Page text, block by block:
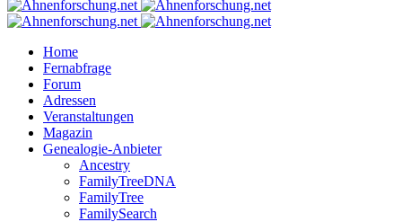
Home
Fernabfrage
Forum
Adressen
Veranstaltungen
Magazin
Genealogie-Anbieter
Ancestry
FamilyTreeDNA
FamilyTree
FamilySearch